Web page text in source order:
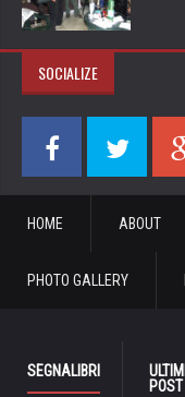
SOCIALIZE
HOME ABOUT
PHOTO GALLERY
SEGNALIBRI
ULTIMI
POST